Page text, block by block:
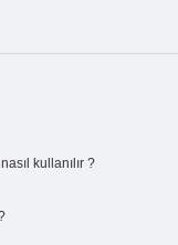
kullanılır ?